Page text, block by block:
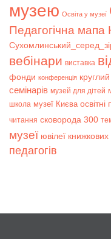
музею Освіта у музеї
Педагогічна мапа
вебінари виставка
фонди конференція круглий
семінарів музей для дітей
школа музеї Києва
читання сковорода 300
музеї ювілеї
педагогів